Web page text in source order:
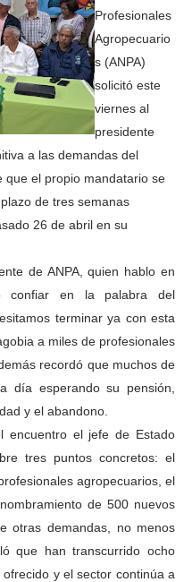
Profesionales
Agropecuario
s (ANPA)
solicitó este
viernes al
presidente
a las demandas del
que el propio mandatario se
de tres semanas
26 de abril en su
de ANPA, quien hablo en
confiar en la palabra del
terminar ya con esta
a miles de profesionales
recordó que muchos de
día esperando su pensión,
y el abandono.
encuentro el jefe de Estado
tres puntos concretos: el
agropecuarios, el
de 500 nuevos
otras demandas, no menos
que han transcurrido ocho
y el sector continúa a